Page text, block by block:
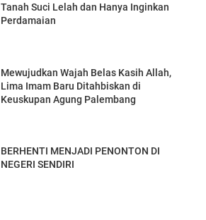
Tanah Suci Lelah dan Hanya Inginkan
Perdamaian
Mewujudkan Wajah Belas Kasih Allah,
Lima Imam Baru Ditahbiskan di
Keuskupan Agung Palembang
BERHENTI MENJADI PENONTON DI
NEGERI SENDIRI